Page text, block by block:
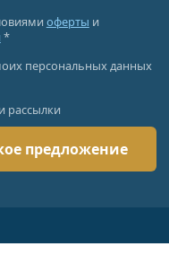
оферты и
*
персональных данных
рассылки